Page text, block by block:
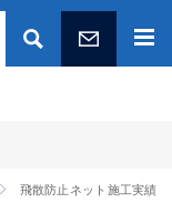
飛散防止ネット施工実績